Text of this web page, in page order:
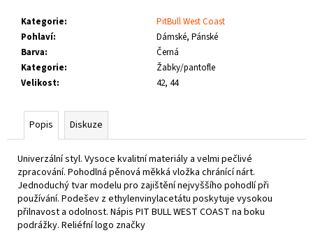
Kategorie:
PitBull West Coast
Pohlaví:
Dámské, Pánské
Barva:
Černá
Kategorie:
Žabky/pantofle
Velikost: 42, 44
Popis Diskuze
Univerzální styl. Vysoce kvalitní materiály a velmi pečlivé
zpracování. Pohodlná pěnová měkká vložka chránící nárt.
Jednoduchý tvar modelu pro zajištění nejvyššího pohodlí při
používání. Podešev z ethylenvinylacetátu poskytuje vysokou
přilnavost a odolnost. Nápis PIT BULL WEST COAST na boku
podrážky. Reliéfní logo značky
PITBULL
WEST
COAST
VESTA
ECLIPSE
660
Kč